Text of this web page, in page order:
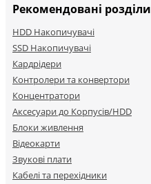
Рекомендовані розділи
HDD Накопичувачі
SSD Накопичувачі
Кардрідери
Контролери та конвертори
Концентратори
Аксесуари до Корпусів/HDD
Блоки живлення
Відеокарти
Звукові плати
Кабелі та перехідники